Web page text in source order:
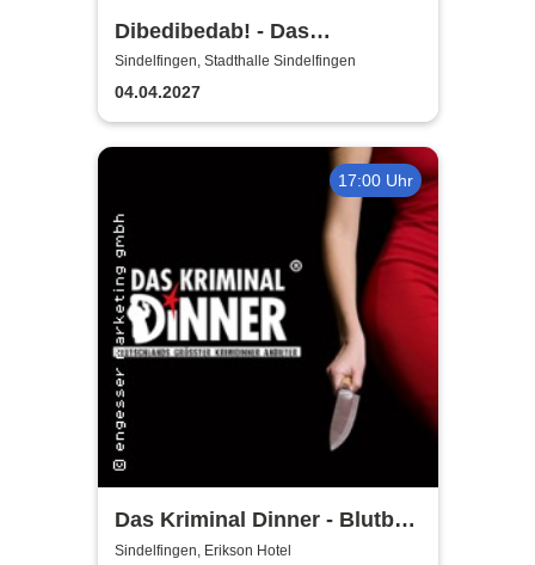
Dibedibedab! - Das
Kikaninchen-Musical
Sindelfingen, Stadthalle Sindelfingen
04.04.2027
17:00 Uhr
Das Kriminal Dinner - Blutbad
im Gemeinderat
Sindelfingen, Erikson Hotel